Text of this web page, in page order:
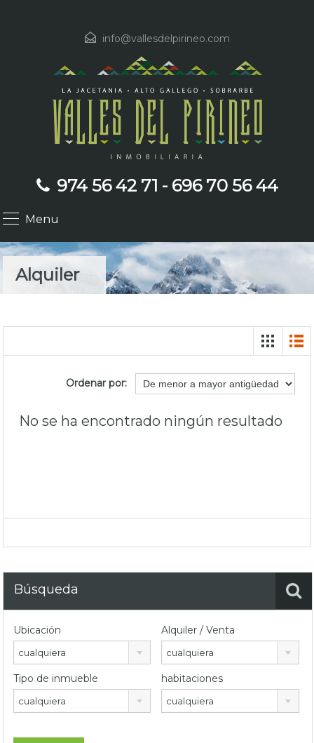
info@vallesdelpirineo.com
Menu
974 56 42 71 - 696 70 56 44
Alquiler
Ordenar por:
No se ha encontrado ningún resultado
Búsqueda
Ubicación
cualquiera
Alquiler / Venta
cualquiera
Tipo de inmueble
cualquiera
habitaciones
cualquiera